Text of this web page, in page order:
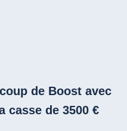
de Boost avec
casse de 3500 €